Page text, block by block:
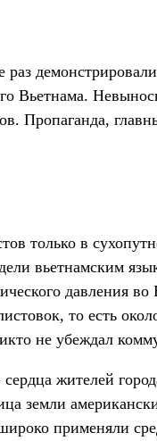
раз
Вьетнама.
Пропаганда,
только в
вьетнамским
давления
то есть
не убеждал
жителей
земли
применяли